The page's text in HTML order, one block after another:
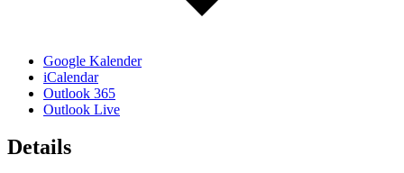
Google Kalender
iCalendar
Outlook 365
Outlook Live
Details